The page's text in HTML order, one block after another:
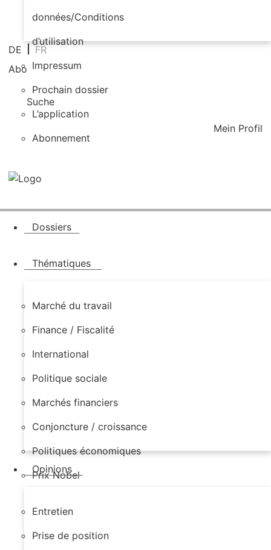
données/Conditions
d’utilisation
Impressum
Prochain dossier
L’application
Abonnement
DE
FR
Abo
Suche
Mein Profil
Dossiers
Thématiques
Marché du travail
Finance / Fiscalité
International
Politique sociale
Marchés financiers
Conjoncture / croissance
Politiques économiques
Prix Nobel
Opinions
Entretien
Prise de position